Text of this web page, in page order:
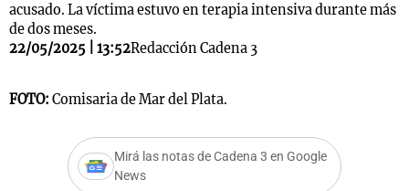
acusado. La víctima estuvo en terapia intensiva durante más
de dos meses.
22/05/2025 | 13:52Redacción Cadena 3
FOTO: Comisaria de Mar del Plata.
Mirá las notas de Cadena 3 en Google
News